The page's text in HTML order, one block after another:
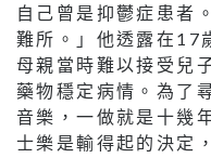
自己曾是抑鬱症患者
難所。」他透露在17
母親當時難以接受兒
藥物穩定病情。為了
音樂，一做就是十幾
士樂是輸得起的決定